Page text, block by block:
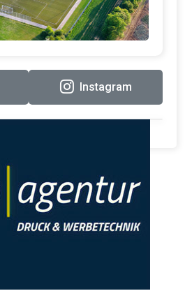
Instagram